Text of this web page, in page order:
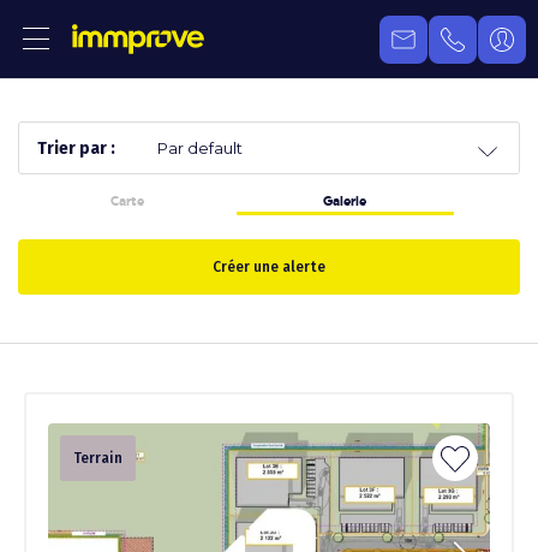
Trier par :
Carte Galerie
Créer une alerte
Terrain